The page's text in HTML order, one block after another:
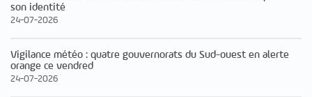
son identité
24-07-2026
Vigilance météo : quatre gouvernorats du Sud-ouest en alerte
orange ce vendred
24-07-2026